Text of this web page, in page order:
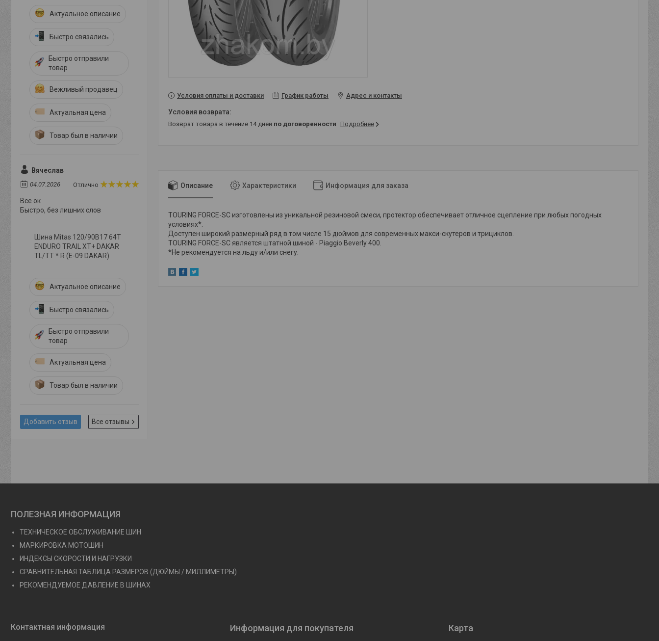
Условия оплаты и доставки График работы Адрес и контакты
возврат товара в течение 14 дней по договоренности Подробнее
Описание Характеристики Информация для заказа
TOURING FORCE-SC изготовлены из уникальной резиновой смеси, протектор обеспечивает отличное сцепление при любых погодных
условиях*.
Доступен широкий размерный ряд в том числе 15 дюймов для современных макси-скутеров и трициклов.
TOURING FORCE-SC является штатной шиной - Piaggio Beverly 400.
*Не рекомендуется на льду и/или снегу.
Актуальное описание
Быстро связались
Быстро отправили
товар
Вежливый продавец
Актуальная цена
Товар был в наличии
Вячеслав
04.07.2026 Отлично
Все ок
Быстро, без лишних слов
Шина Mitas 120/90B17 64T
ENDURO TRAIL XT+ DAKAR
TL/TT * R (E-09 DAKAR)
Актуальное описание
Быстро связались
Быстро отправили
товар
Актуальная цена
Товар был в наличии
Добавить отзыв Все отзывы
ПОЛЕЗНАЯ ИНФОРМАЦИЯ
ТЕХНИЧЕСКОЕ ОБСЛУЖИВАНИЕ ШИН
МАРКИРОВКА МОТОШИН
ИНДЕКСЫ СКОРОСТИ И НАГРУЗКИ
СРАВНИТЕЛЬНАЯ ТАБЛИЦА РАЗМЕРОВ (ДЮЙМЫ / МИЛЛИМЕТРЫ)
РЕКОМЕНДУЕМОЕ ДАВЛЕНИЕ В ШИНАХ
Информация для покупателя Карта